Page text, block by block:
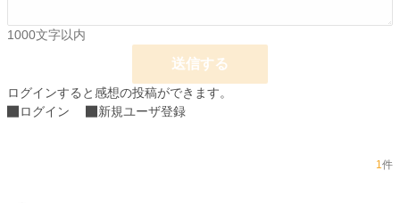
1000文字以内
送信する
ログインすると感想の投稿ができます。
ログイン
新規ユーザ登録
1件